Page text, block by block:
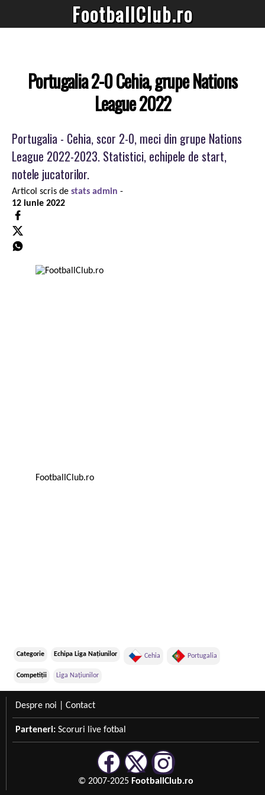
FootballClub.ro
Portugalia 2-0 Cehia, grupe Nations
League 2022
Portugalia - Cehia, scor 2-0, meci din grupe Nations
League 2022-2023. Statistici, echipele de start,
notele jucatorilor.
Articol scris de stats admin -
12 iunie 2022
FootballClub.ro
Categorie Echipa Liga Națiunilor Cehia Portugalia
Competiții Liga Națiunilor
Despre noi Contact
Parteneri: Scoruri live fotbal
© 2007-2025 FootballClub.ro